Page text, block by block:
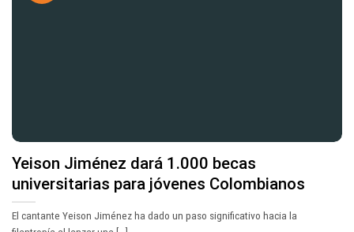
Yeison Jiménez dará 1.000 becas
universitarias para jóvenes Colombianos
El cantante Yeison Jiménez ha dado un paso significativo hacia la